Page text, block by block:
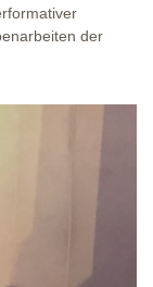
der
des
und